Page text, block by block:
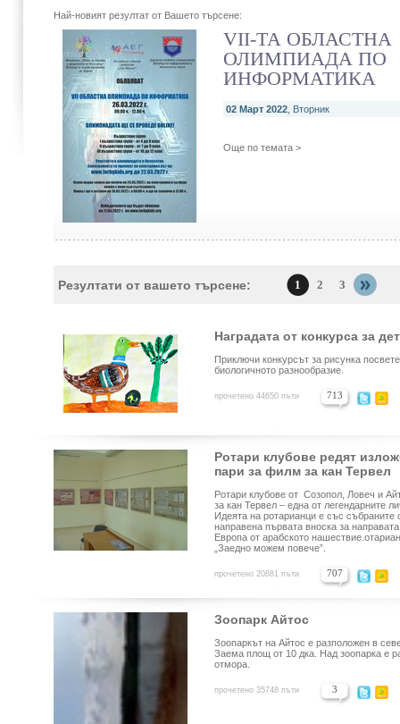
Най-новият резултат от Вашето търсене:
VII-ТА ОБЛАСТНА
ОЛИМПИАДА ПО
ИНФОРМАТИКА
02 Март 2022 , Вторник
Още по темата >
Резултати от вашето търсене: 1 2 3
Наградата от конкурса за
Приключи конкурсът за рисунка
биологичното разнообразие.
прочетено 44650 пъти 713
Ротари клубове редят
пари за филм за кан Тервел
Ротари клубове от Созопол, Ловеч и
за кан Тервел – една от легендарните
Идеята на ротарианци е със събраните
направена първата вноска за
Европа от арабското
„Заедно можем повече”.
прочетено 20881 пъти 707
Зоопарк Айтос
Зоопаркът на Айтос е разположен в
Заема площ от 10 дка. Над зоопарка е
отмора.
прочетено 35748 пъти 3